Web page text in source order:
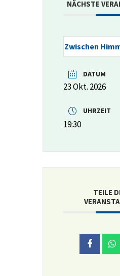
NÄCHSTE
Zwischen
DATUM
23 Okt. 2026
UHRZEIT
19:30
TEILE